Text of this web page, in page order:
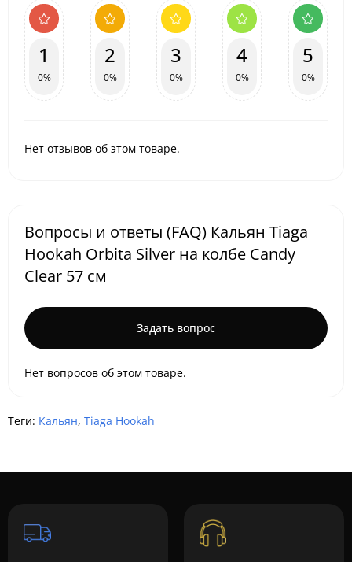
1
0%
2
0%
3
0%
4
0%
5
0%
Нет отзывов об этом товаре.
Вопросы и ответы (FAQ) Кальян Tiaga
Hookah Orbita Silver на колбе Candy
Clear 57 см
Задать вопрос
Нет вопросов об этом товаре.
Теги: Кальян, Tiaga Hookah